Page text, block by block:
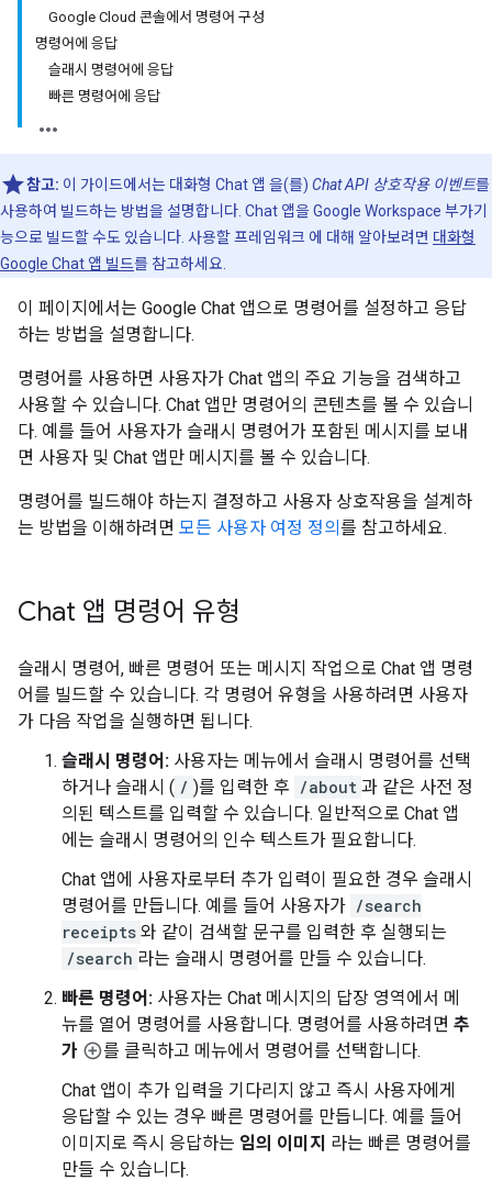
Google Cloud 콘솔에서 명령어 구성
명령어에 응답
슬래시 명령어에 응답
빠른 명령어에 응답
참고: 이 가이드에서는 대화형 Chat 앱 을(를) Chat API 상호작용 이벤트를
사용하여 빌드하는 방법을 설명합니다. Chat 앱을 Google Workspace 부가기
능으로 빌드할 수도 있습니다. 사용할 프레임워크 에 대해 알아보려면 대화형
Google Chat 앱 빌드를 참고하세요.
이 페이지에서는 Google Chat 앱으로 명령어를 설정하고 응답
하는 방법을 설명합니다.
명령어를 사용하면 사용자가 Chat 앱의 주요 기능을 검색하고
사용할 수 있습니다. Chat 앱만 명령어의 콘텐츠를 볼 수 있습니
다. 예를 들어 사용자가 슬래시 명령어가 포함된 메시지를 보내
면 사용자 및 Chat 앱만 메시지를 볼 수 있습니다.
명령어를 빌드해야 하는지 결정하고 사용자 상호작용을 설계하
는 방법을 이해하려면 모든 사용자 여정 정의 를 참고하세요.
Chat 앱 명령어 유형
슬래시 명령어, 빠른 명령어 또는 메시지 작업으로 Chat 앱 명령
어를 빌드할 수 있습니다. 각 명령어 유형을 사용하려면 사용자
가 다음 작업을 실행하면 됩니다.
슬래시 명령어: 사용자는 메뉴에서 슬래시 명령어를 선택
하거나 슬래시 ( / )를 입력한 후 /about 과 같은 사전 정
의된 텍스트를 입력할 수 있습니다. 일반적으로 Chat 앱
에는 슬래시 명령어의 인수 텍스트가 필요합니다.
Chat 앱에 사용자로부터 추가 입력이 필요한 경우 슬래시
명령어를 만듭니다. 예를 들어 사용자가 /search
receipts 와 같이 검색할 문구를 입력한 후 실행되는
/search 라는 슬래시 명령어를 만들 수 있습니다.
빠른 명령어: 사용자는 Chat 메시지의 답장 영역에서 메
뉴를 열어 명령어를 사용합니다. 명령어를 사용하려면 추
가
를 클릭하고 메뉴에서 명령어를 선택합니다.
Chat 앱이 추가 입력을 기다리지 않고 즉시 사용자에게
응답할 수 있는 경우 빠른 명령어를 만듭니다. 예를 들어
이미지로 즉시 응답하는 임의 이미지 라는 빠른 명령어를
만들 수 있습니다.